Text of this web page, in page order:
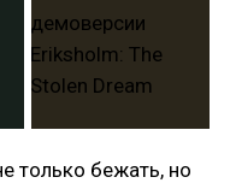
только бежать, но